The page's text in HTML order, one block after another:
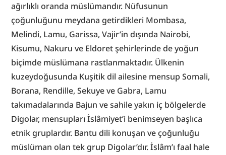
ağırlıklı oranda müslümandır. Nüfusunun
çoğunluğunu meydana getirdikleri Mombasa,
Melindi, Lamu, Garissa, Vajir’in dışında Nairobi,
Kisumu, Nakuru ve Eldoret şehirlerinde de yoğun
biçimde müslümana rastlanmaktadır. Ülkenin
kuzeydoğusunda Kuşitik dil ailesine mensup Somali,
Borana, Rendille, Sekuye ve Gabra, Lamu
takımadalarında Bajun ve sahile yakın iç bölgelerde
Digolar, mensupları İslâmiyet’i benimseyen başlıca
etnik gruplardır. Bantu dili konuşan ve çoğunluğu
müslüman olan tek grup Digolar’dır. İslâm’ı faal hale